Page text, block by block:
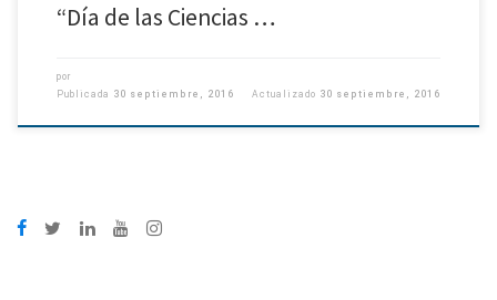
“Día de las Ciencias …
por
Publicada 30 septiembre, 2016 Actualizado 30 septiembre, 2016